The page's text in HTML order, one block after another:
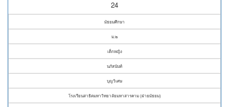
24
มัธยมศึกษา
ม.๒
เด็กหญิง
นภัสนันท์
บุญวิเศษ
โรงเรียนสาธิตมหาวิทยาลัยมหาสารคาม (ฝ่ายมัธยม)